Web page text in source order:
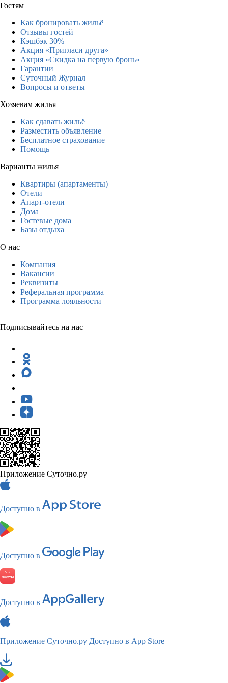
Гостям
Как бронировать жильё
Отзывы гостей
Кэшбэк 30%
Акция «Пригласи друга»
Акция «Скидка на первую бронь»
Гарантии
Суточный Журнал
Вопросы и ответы
Хозяевам жилья
Как сдавать жильё
Разместить объявление
Бесплатное страхование
Помощь
Варианты жилья
Квартиры (апартаменты)
Отели
Апарт-отели
Дома
Гостевые дома
Базы отдыха
О нас
Компания
Вакансии
Реквизиты
Реферальная программа
Программа лояльности
Подписывайтесь на нас
Приложение Суточно.ру
Доступно в
Доступно в
Доступно в
Приложение Суточно.ру Доступно в App Store